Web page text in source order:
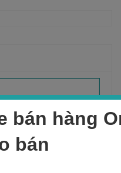
bán hàng
bán